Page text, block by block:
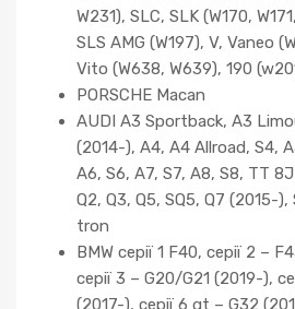
W231), SLC, SLK (W170,
SLS AMG (W197), V, Vaneo
Vito (W638, W639), 190
PORSCHE Macan
AUDI A3 Sportback, A3
(2014-), A4, A4 Allroad, S4,
A6, S6, A7, S7, A8, S8, TT
Q2, Q3, Q5, SQ5, Q7 (2015-
tron
BMW серії 1 F40, серії 2 –
серії 3 – G20/G21 (2019-),
(2017-), серії 6 gt – G32